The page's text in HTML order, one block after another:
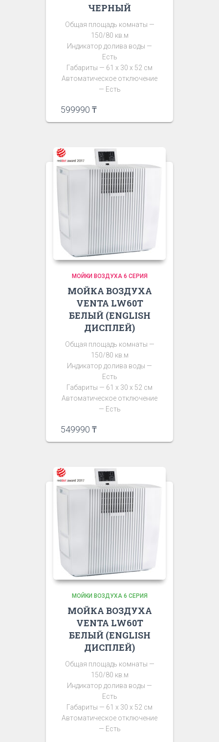
ЧЕРНЫЙ
Общая площадь комнаты —
150/80 кв.м
Индикатор долива воды —
Есть
Габариты — 61 х 30 х 52 см
Автоматическое отключение
— Есть
599990 ₸
МОЙКИ ВОЗДУХА 6 СЕРИЯ
МОЙКА ВОЗДУХА
VENTA LW60T
БЕЛЫЙ (ENGLISH
ДИСПЛЕЙ)
Общая площадь комнаты —
150/80 кв.м
Индикатор долива воды —
Есть
Габариты — 61 х 30 х 52 см
Автоматическое отключение
— Есть
549990 ₸
МОЙКИ ВОЗДУХА 6 СЕРИЯ
МОЙКА ВОЗДУХА
VENTA LW60T
БЕЛЫЙ (ENGLISH
ДИСПЛЕЙ)
Общая площадь комнаты —
150/80 кв.м
Индикатор долива воды —
Есть
Габариты — 61 х 30 х 52 см
Автоматическое отключение
— Есть